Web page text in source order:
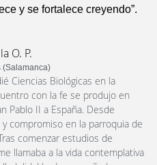
y se fortalece creyendo”.
O. P.
(Salamanca)
Ciencias Biológicas en la
con la fe se produjo en
Pablo II a España. Desde
compromiso en la parroquia de
comenzar estudios de
llamaba a la vida contemplativa